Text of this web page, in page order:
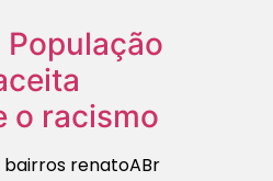
População
o racismo